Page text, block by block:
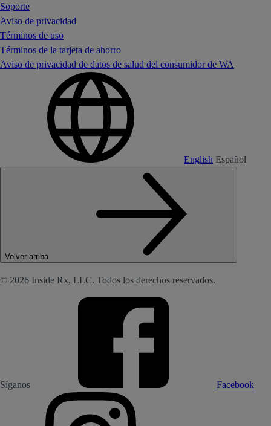
Soporte
Aviso de privacidad
Términos de uso
Términos de la tarjeta de ahorro
Aviso de privacidad de datos de salud del consumidor de WA
English Español
Volver arriba
© 2026 Inside Rx, LLC. Todos los derechos reservados.
Síganos Facebook